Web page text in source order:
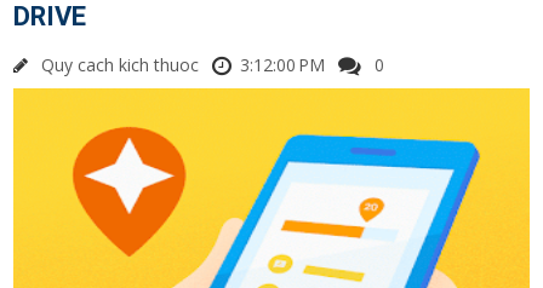
DRIVE
Quy cach kich thuoc 3:12:00 PM 0